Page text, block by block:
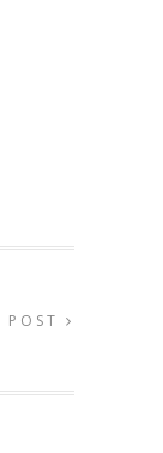
POST